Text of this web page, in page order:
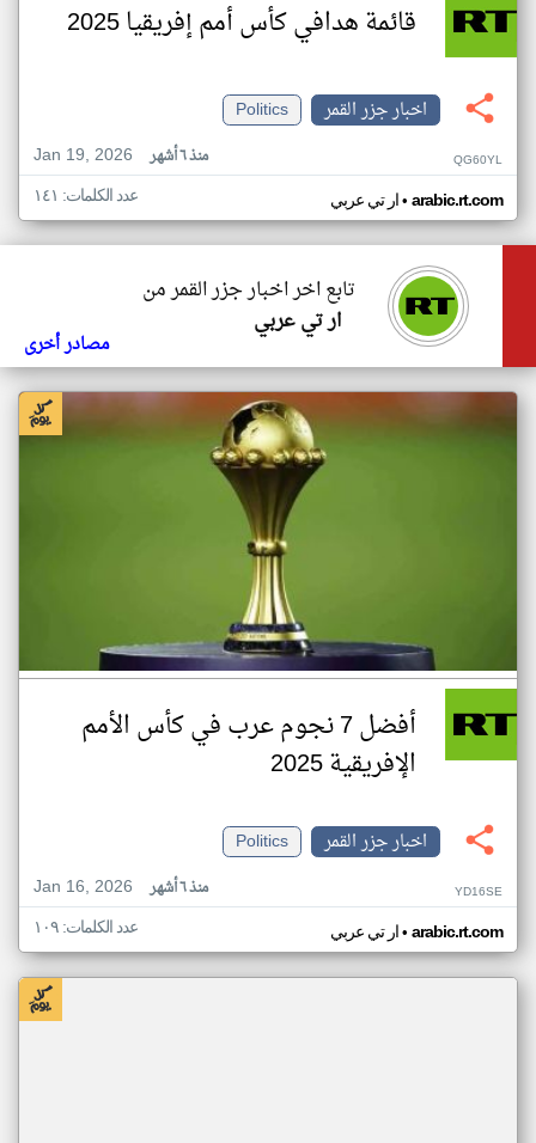
قائمة هدافي كأس أمم إفريقيا 2025
اخبار جزر القمر
Politics
Jan 19, 2026
منذ ٦ أشهر QG60YL
ار تي عربي• arabic.rt.com عدد الكلمات: ١٤١
تابع اخر اخبار جزر القمر من
ار تي عربي
مصادر أخرى
أفضل 7 نجوم عرب في كأس الأمم
الإفريقية 2025
اخبار جزر القمر
Politics
Jan 16, 2026
منذ ٦ أشهر YD16SE
ار تي عربي• arabic.rt.com عدد الكلمات: ١٠٩